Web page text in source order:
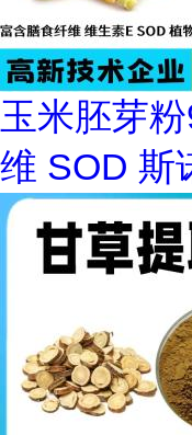
玉米胚芽
维 SOD 斯